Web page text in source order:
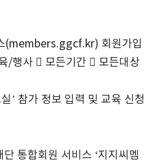
(members.ggcf.kr) 회원가입
/행사  모든기간  모든대상
’ 참가 정보 입력 및 교육 신청
단 통합회원 서비스 ‘지지씨멤